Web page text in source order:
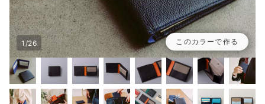
1/26 このカラーで作る